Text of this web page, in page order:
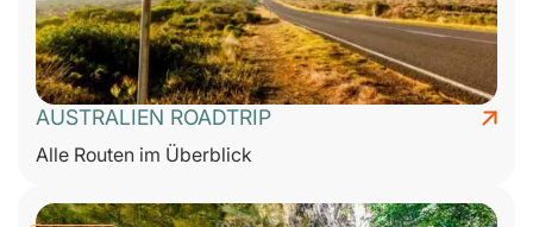
AUSTRALIEN ROADTRIP
Alle Routen im Überblick